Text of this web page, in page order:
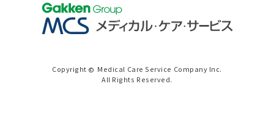
Copyright © Medical Care Service Company Inc.
All Rights Reserved.